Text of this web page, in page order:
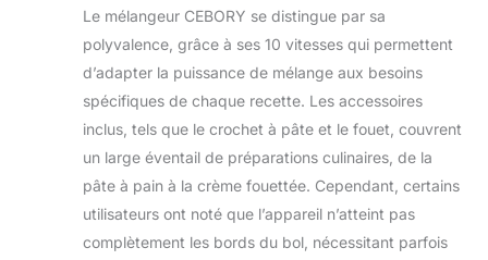
accessoires
amovibles qui
peuvent être retirés
lavage. Le
mélangeur à tête
inclinable permet
une installation ou
un retrait facile des
accessoires. Sûr et
sain : fabriqué avec
Le mélangeur CEBORY se distingue par sa
polyvalence, grâce à ses 10 vitesses qui permettent
d’adapter la puissance de mélange aux besoins
spécifiques de chaque recette. Les accessoires
inclus, tels que le crochet à pâte et le fouet, couvrent
un large éventail de préparations culinaires, de la
pâte à pain à la crème fouettée. Cependant, certains
utilisateurs ont noté que l’appareil n’atteint pas
complètement les bords du bol, nécessitant parfois